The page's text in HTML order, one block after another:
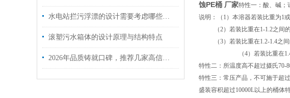
水电站拦污浮漂的设计需要考虑哪些因素？
滚塑污水箱体的设计原理与结构特点
2026年品质铸就口碑，推荐几家高信用、可定制的PE浮筒厂家
蚀PE桶 厂家特性一：酸、碱；
说明：（1）本溶器若装比重为1
（2）若装比重在1-1.2之间的
（3）若装比重在1.2-1.4之间
（4）若装比重在1.4以
特性二：所温度高不超过摄氏70-
特性三：常压产品，不可施于超
盛装容积超过10000L以上的桶体